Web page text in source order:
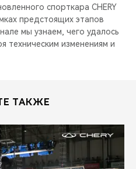
спорткара CHERY
предстоящих этапов
мы узнаем, чего удалось
техническим изменениям и
ТАКЖЕ